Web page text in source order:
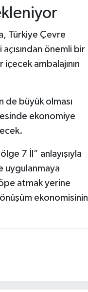
Türkiye Çevre
önemli bir
ambalajının
de büyük olması
ekonomiye
7 İl” anlayışıyla
uygulanmaya
atmak yerine
ekonomisinin